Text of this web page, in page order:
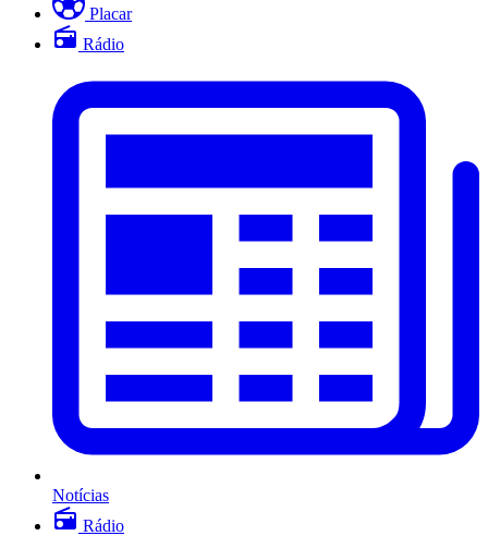
Placar
Rádio
Notícias
Rádio